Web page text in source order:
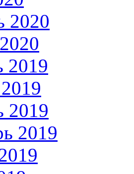
2020
2019
2019
2019